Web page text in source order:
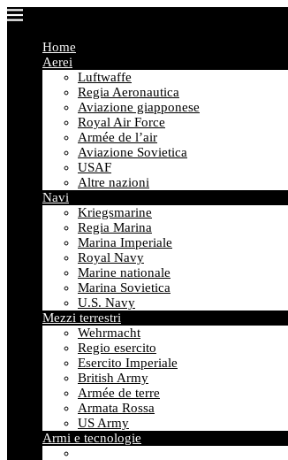
Home
Aerei
Luftwaffe
Regia Aeronautica
Aviazione giapponese
Royal Air Force
Armée de l’air
Aviazione Sovietica
USAF
Altre nazioni
Navi
Kriegsmarine
Regia Marina
Marina Imperiale
Royal Navy
Marine nationale
Marina Sovietica
U.S. Navy
Mezzi terrestri
Wehrmacht
Regio esercito
Esercito Imperiale
British Army
Armée de terre
Armata Rossa
US Army
Armi e tecnologie